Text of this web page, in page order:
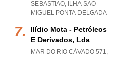
SEBASTIAO, ILHA SAO
MIGUEL PONTA DELGADA
Ilídio Mota - Petróleos
E Derivados, Lda
MAR DO RIO CÁVADO 571,